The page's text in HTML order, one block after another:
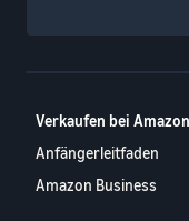
Verkaufen bei Amazon
Anfängerleitfaden
Amazon Business